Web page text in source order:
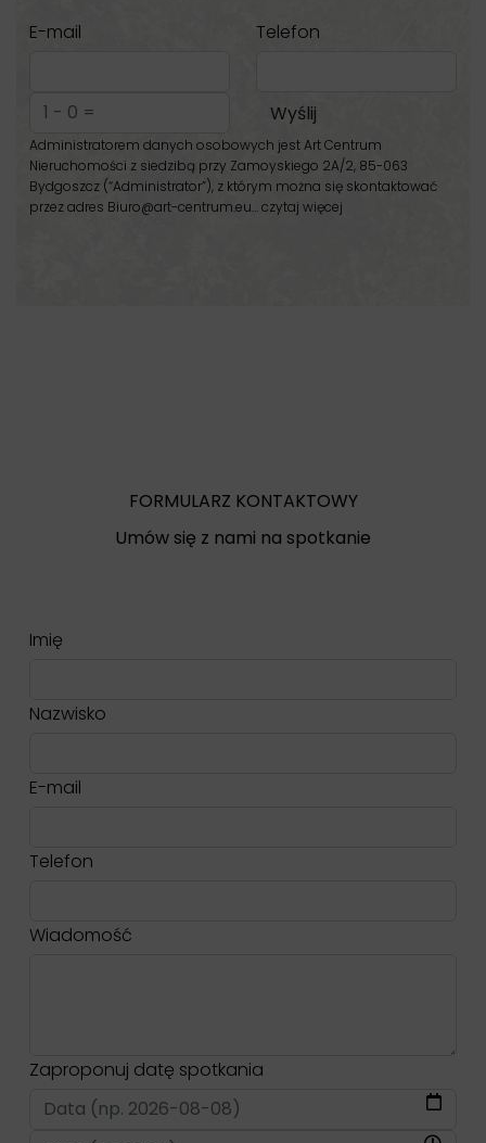
E-mail Telefon
Administratorem danych osobowych jest Art Centrum
Nieruchomości z siedzibą przy Zamoyskiego 2A/2, 85-063
Bydgoszcz (“Administrator”), z którym można się skontaktować
przez adres Biuro@art-centrum.eu…czytaj więcej
FORMULARZ KONTAKTOWY
Umów się z nami na spotkanie
Imię
Nazwisko
E-mail
Telefon
Wiadomość
Zaproponuj datę spotkania